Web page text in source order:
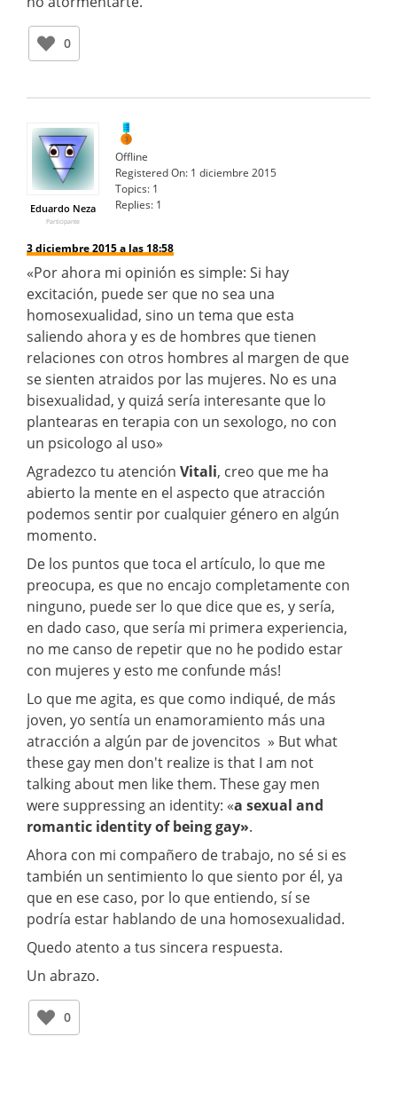
0
Eduardo Neza
Participante
Offline
Registered On: 1 diciembre 2015
Topics: 1
Replies: 1
3 diciembre 2015 a las 18:58
«Por ahora mi opinión es simple: Si hay
excitación, puede ser que no sea una
homosexualidad, sino un tema que esta
saliendo ahora y es de hombres que tienen
relaciones con otros hombres al margen de que
se sienten atraidos por las mujeres. No es una
bisexualidad, y quizá sería interesante que lo
plantearas en terapia con un sexologo, no con
un psicologo al uso»
Agradezco tu atención Vitali, creo que me ha
abierto la mente en el aspecto que atracción
podemos sentir por cualquier género en algún
momento.
De los puntos que toca el artículo, lo que me
preocupa, es que no encajo completamente con
ninguno, puede ser lo que dice que es, y sería,
en dado caso, que sería mi primera experiencia,
no me canso de repetir que no he podido estar
con mujeres y esto me confunde más!
Lo que me agita, es que como indiqué, de más
joven, yo sentía un enamoramiento más una
atracción a algún par de jovencitos » But what
these gay men don't realize is that I am not
talking about men like them. These gay men
were suppressing an identity: «a sexual and
romantic identity of being gay».
Ahora con mi compañero de trabajo, no sé si es
también un sentimiento lo que siento por él, ya
que en ese caso, por lo que entiendo, sí se
podría estar hablando de una homosexualidad.
Quedo atento a tus sincera respuesta.
Un abrazo.
0